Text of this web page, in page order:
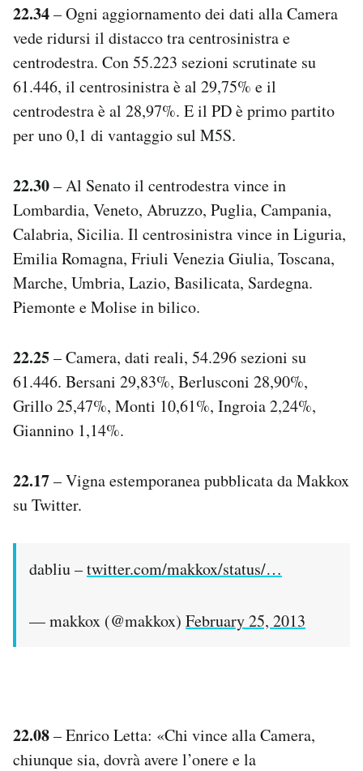
22.34– Ogni aggiornamento dei dati alla Camera
vede ridursi il distacco tra centrosinistra e
centrodestra. Con 55.223 sezioni scrutinate su
61.446, il centrosinistra è al 29,75% e il
centrodestra è al 28,97%. E il PD è primo partito
per uno 0,1 di vantaggio sul M5S.
22.30– Al Senato il centrodestra vince in
Lombardia, Veneto, Abruzzo, Puglia, Campania,
Calabria, Sicilia. Il centrosinistra vince in Liguria,
Emilia Romagna, Friuli Venezia Giulia, Toscana,
Marche, Umbria, Lazio, Basilicata, Sardegna.
Piemonte e Molise in bilico.
22.25– Camera, dati reali, 54.296 sezioni su
61.446. Bersani 29,83%, Berlusconi 28,90%,
Grillo 25,47%, Monti 10,61%, Ingroia 2,24%,
Giannino 1,14%.
22.17– Vigna estemporanea pubblicata da Makkox
su Twitter.
dabliu –twitter.com/makkox/status/…
— makkox (@makkox) February 25, 2013
22.08– Enrico Letta: «Chi vince alla Camera,
chiunque sia, dovrà avere l’onere e la